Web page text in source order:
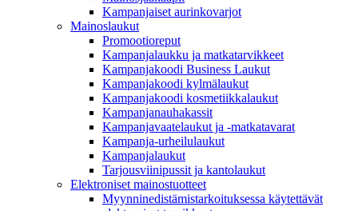
Kampanjaiset aurinkovarjot
Mainoslaukut
Promootioreput
Kampanjalaukku ja matkatarvikkeet
Kampanjakoodi Business Laukut
Kampanjakoodi kylmälaukut
Kampanjakoodi kosmetiikkalaukut
Kampanjanauhakassit
Kampanjavaatelaukut ja -matkatavarat
Kampanja-urheilulaukut
Kampanjalaukut
Tarjousviinipussit ja kantolaukut
Elektroniset mainostuotteet
Myynninedistämistarkoituksessa käytettävät